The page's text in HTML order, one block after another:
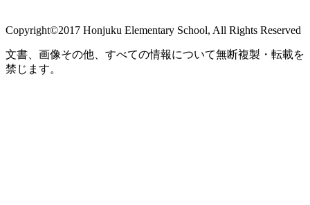
Copyright©2017 Honjuku Elementary School, All Rights Reserved
文書、画像その他、すべての情報について無断複製・転載を
禁じます。